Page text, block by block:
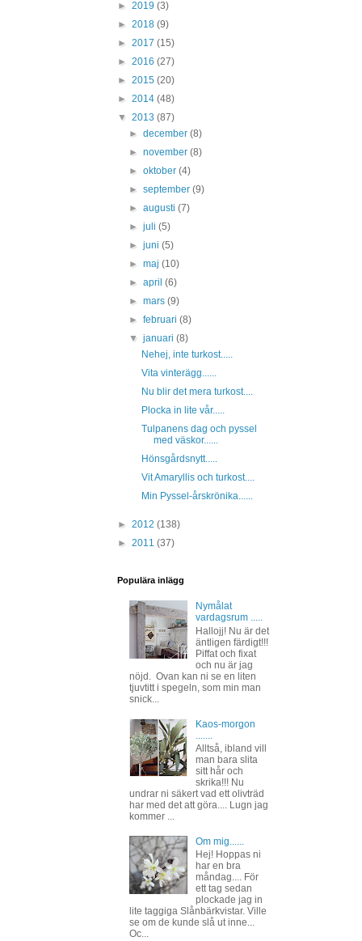
► 2019 (3)
► 2018 (9)
► 2017 (15)
► 2016 (27)
► 2015 (20)
► 2014 (48)
▼ 2013 (87)
►december(8)
►november(8)
►oktober(4)
►september(9)
►augusti(7)
►juli(5)
►juni(5)
►maj(10)
►april(6)
►mars(9)
►februari(8)
▼januari(8)
Nehej, inte turkost.....
Vita vinterägg......
Nu blir det mera turkost....
Plocka in lite vår.....
Tulpanens dag och pyssel
med väskor......
Hönsgårdsnytt.....
Vit Amaryllis och turkost....
Min Pyssel-årskrönika......
► 2012 (138)
► 2011 (37)
Populära inlägg
Nymålat
vardagsrum .....
Hallojj! Nu är det
äntligen färdigt!!!
Piffat och fixat
och nu är jag
nöjd. Ovan kan ni se en liten
tjuvtitt i spegeln, som min man
snick...
Kaos-morgon
Alltså, ibland vill
man bara slita
sitt hår och
skrika!!! Nu
undrar ni säkert vad ett olivträd
har med det att göra.... Lugn jag
kommer ...
Om mig......
Hej! Hoppas ni
har en bra
måndag.... För
ett tag sedan
plockade jag in
lite taggiga Slånbärkvistar. Ville
se om de kunde slå ut inne...
Oc...